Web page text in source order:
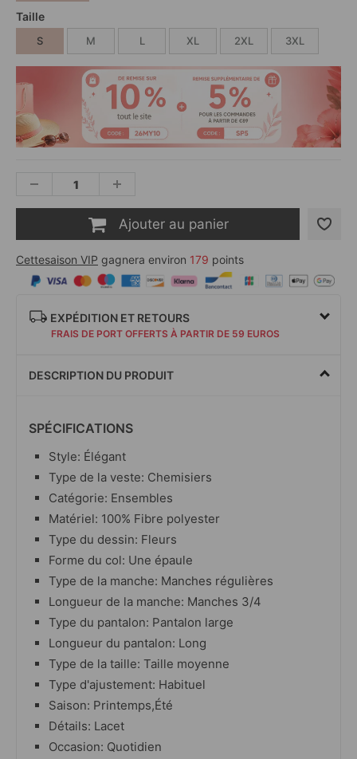
Taille
S M L XL 2XL 3XL
Ajouter au panier
Cettesaison VIP gagnera environ 179 points
EXPÉDITION ET RETOURS
FRAIS DE PORT OFFERTS À PARTIR DE 59 EUROS
DESCRIPTION DU PRODUIT
SPÉCIFICATIONS
Style: Élégant
Type de la veste: Chemisiers
Catégorie: Ensembles
Matériel: 100% Fibre polyester
Type du dessin: Fleurs
Forme du col: Une épaule
Type de la manche: Manches régulières
Longueur de la manche: Manches 3/4
Type du pantalon: Pantalon large
Longueur du pantalon: Long
Type de la taille: Taille moyenne
Type d'ajustement: Habituel
Saison: Printemps,Été
Détails: Lacet
Occasion: Quotidien